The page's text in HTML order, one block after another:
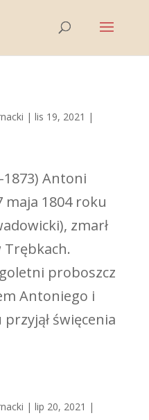
| lis 19, 2021 |
Antoni
maja 1804 roku
zmarł
Trębkach.
proboszcz
Antoniego i
święcenia
| lip 20, 2021 |